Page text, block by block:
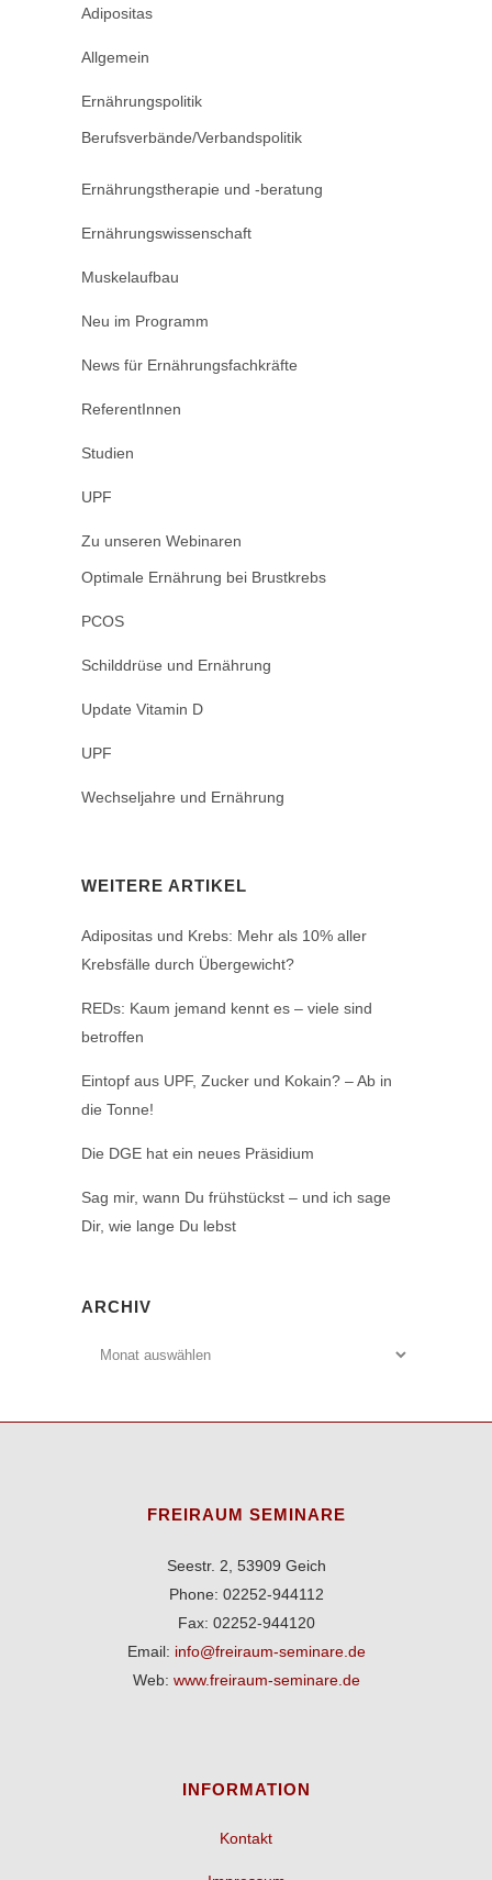
Adipositas
Allgemein
Ernährungspolitik
Berufsverbände/Verbandspolitik
Ernährungstherapie und -beratung
Ernährungswissenschaft
Muskelaufbau
Neu im Programm
News für Ernährungsfachkräfte
ReferentInnen
Studien
UPF
Zu unseren Webinaren
Optimale Ernährung bei Brustkrebs
PCOS
Schilddrüse und Ernährung
Update Vitamin D
UPF
Wechseljahre und Ernährung
WEITERE ARTIKEL
Adipositas und Krebs: Mehr als 10% aller
Krebsfälle durch Übergewicht?
REDs: Kaum jemand kennt es – viele sind
betroffen
Eintopf aus UPF, Zucker und Kokain? – Ab in
die Tonne!
Die DGE hat ein neues Präsidium
Sag mir, wann Du frühstückst – und ich sage
Dir, wie lange Du lebst
ARCHIV
Archiv
FREIRAUM SEMINARE
Seestr. 2, 53909 Geich
Phone: 02252-944112
Fax: 02252-944120
Email: info@freiraum-seminare.de
Web: www.freiraum-seminare.de
INFORMATION
Kontakt